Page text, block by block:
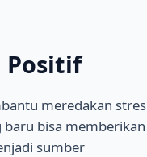
Positif
meredakan stres
baru bisa memberikan
sumber